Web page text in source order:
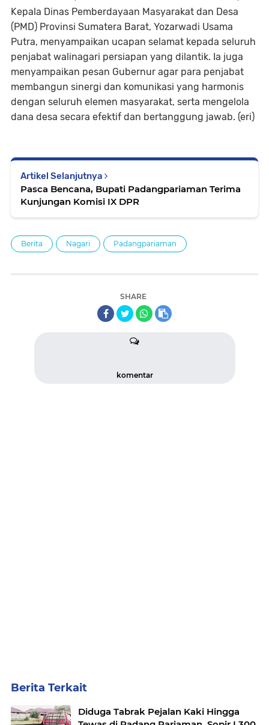
Kepala Dinas Pemberdayaan Masyarakat dan Desa
(PMD) Provinsi Sumatera Barat, Yozarwadi Usama
Putra, menyampaikan ucapan selamat kepada seluruh
penjabat walinagari persiapan yang dilantik. Ia juga
menyampaikan pesan Gubernur agar para penjabat
membangun sinergi dan komunikasi yang harmonis
dengan seluruh elemen masyarakat, serta mengelola
dana desa secara efektif dan bertanggung jawab. (eri)
Artikel Selanjutnya
Pasca Bencana, Bupati Padangpariaman Terima
Kunjungan Komisi IX DPR
Berita Nagari Padangpariaman
SHARE
komentar
Berita Terkait
Diduga Tabrak Pejalan Kaki Hingga